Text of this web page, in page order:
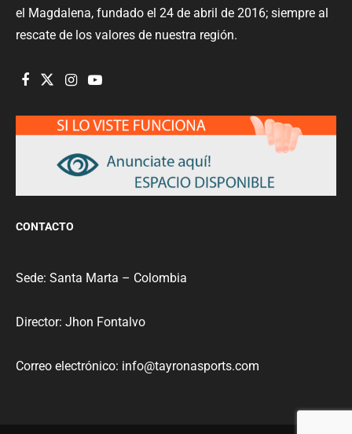
el Magdalena, fundado el 24 de abril de 2016; siempre al
rescate de los valores de nuestra región.
CONTACTO
Sede: Santa Marta – Colombia
Director: Jhon Fontalvo
Correo electrónico: info@tayronasports.com